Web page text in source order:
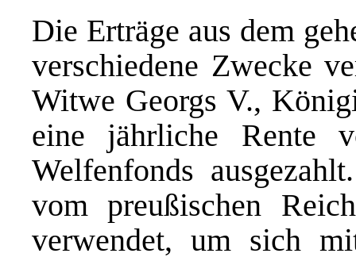
Die Erträge aus dem
verschiedene Zwecke
Witwe Georgs V.,
eine jährliche Rente
Welfenfonds
vom preußischen
verwendet, um sich